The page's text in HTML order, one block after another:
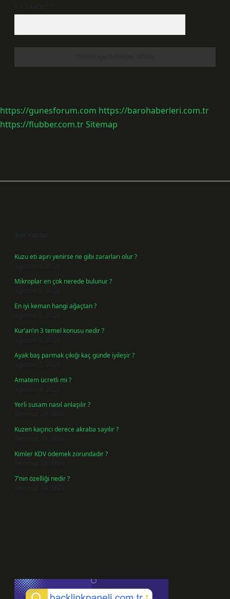
6 + 2 kaçtır? *
https://gunesforum.com https://barohaberleri.com.tr
https://flubber.com.trSitemap
Son Yazılar
Kuzu eti aşırı yenirse ne gibi zararları olur ?
Ağustos 8, 2026
Mikroplar en çok nerede bulunur ?
Ağustos 8, 2026
En iyi keman hangi ağaçtan ?
Ağustos 6, 2026
Kur’an’ın 3 temel konusu nedir ?
Ağustos 6, 2026
Ayak baş parmak çıkığı kaç günde iyileşir ?
Ağustos 5, 2026
Amatem ücretli mi ?
Ağustos 4, 2026
Yerli susam nasıl anlaşılır ?
Temmuz 29, 2026
Kuzen kaçıncı derece akraba sayılır ?
Temmuz 27, 2026
Kimler KDV ödemek zorundadır ?
Temmuz 25, 2026
7’nin özelliği nedir ?
Temmuz 24, 2026